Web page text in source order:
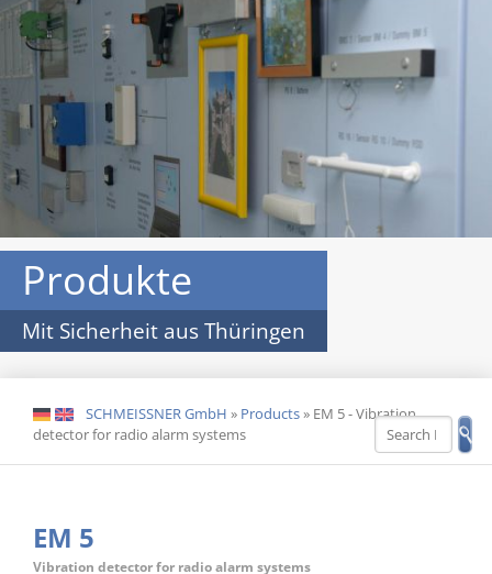
Produkte
Mit Sicherheit aus Thüringen
DE EN SCHMEISSNER GmbH » Products» EM 5 - Vibration
detector for radio alarm systems
EM 5
Vibration detector for radio alarm systems